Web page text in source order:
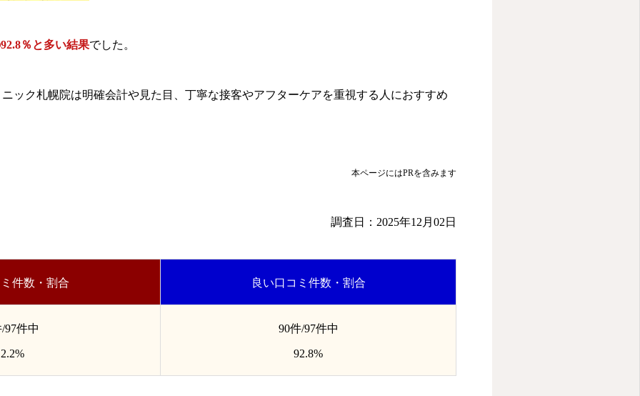
％と多い結果でした。
ック札幌院は明確会計や見た目、丁寧な接客やアフターケアを重視する人におすすめ
本ページにはPRを含みます
調査日：2025年12月02日
件数・割合 良い口コミ件数・割合
97件中
2.2%
90件/97件中
92.8%